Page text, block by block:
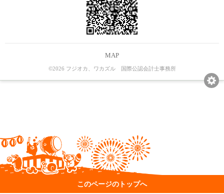
MAP
©2026 フジオカ、ワカズル 国際公認会計士事務所
このページのトップへ